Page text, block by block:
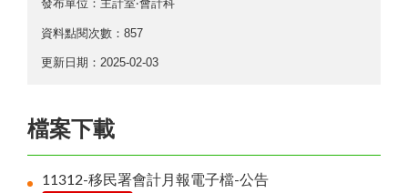
發布單位：主計室‧會計科
資料點閱次數：857
更新日期：2025-02-03
檔案下載
11312-移民署會計月報電子檔-公告